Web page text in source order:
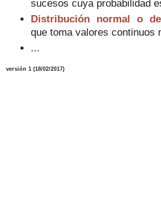
sucesos cuya probabilidad
Distribución normal o
que toma valores continuos
...
versión 1 (18/02/2017)